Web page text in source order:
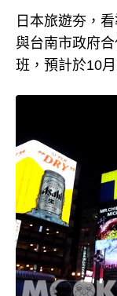
日本旅遊夯，
與台南市政府
班，預計於10月